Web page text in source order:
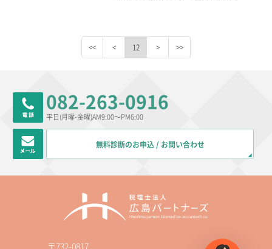
12
082-263-0916
平日(月曜-金曜)AM9:00～PM6:00
無料診断のお申込 / お問い合わせ
〒732-0817